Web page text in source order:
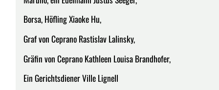
Borsa, Höfling Xiaoke Hu,
Graf von Ceprano Rastislav Lalinsky,
Gräfin von Ceprano Kathleen Louisa Brandhofer,
Ein Gerichtsdiener Ville Lignell